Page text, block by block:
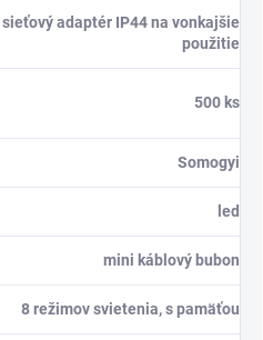
sieťový adaptér IP44 na vonkajšie
použitie
500 ks
Somogyi
led
mini káblový bubon
8 režimov svietenia, s pamäťou